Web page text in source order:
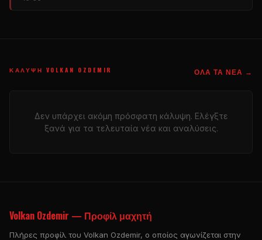
ΚΆΛΥΨΗ VOLKAN OZDEMIR ΌΛΑ ΤΑ ΝΈΑ →
Δεν υπάρχει ακόμη πρόσφατη κάλυψη. Ελέγξτε
ξανά για τα τελευταία νέα και αναλύσεις.
Volkan Ozdemir — Προφίλ μαχητή
Πλήρες προφίλ του Volkan Ozdemir, ο οποίος αγωνίζεται στην